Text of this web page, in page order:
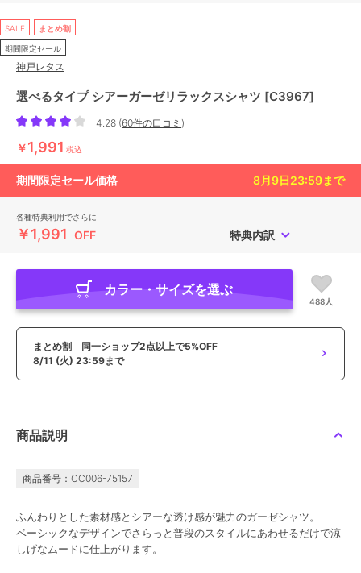
SALE まとめ割
期間限定セール
神戸レタス
選べるタイプ シアーガーゼリラックスシャツ [C3967]
4.28 (60件の口コミ )
￥1,991 税込
期間限定セール価格 8月9日23:59まで
各種特典利用でさらに
￥1,991 OFF 特典内訳
カラー・サイズを選ぶ
488人
まとめ割 同一ショップ2点以上で5%OFF
8/11 (火) 23:59まで
商品説明
商品番号：CC006-75157
ふんわりとした素材感とシアーな透け感が魅力のガーゼシャツ。
ベーシックなデザインでさらっと普段のスタイルにあわせるだけで涼
しげなムードに仕上がります。